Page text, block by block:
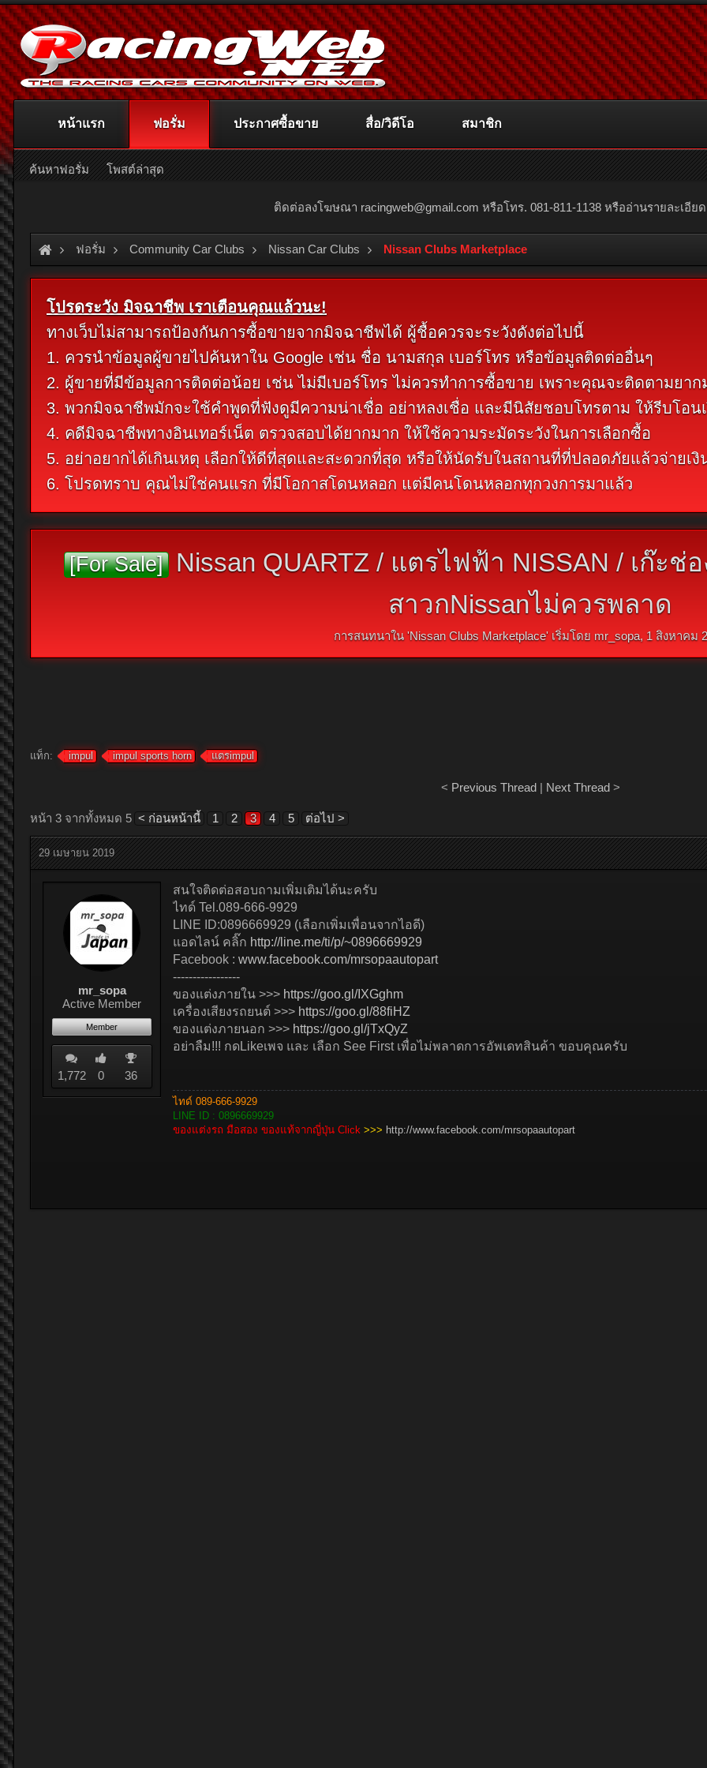
ติดต่อลงโฆษณา racingweb@gmail.com หรือโทร. 081-811-1138 หรืออ่านรายละเอีย
ฟอรั่ม Community Car Clubs Nissan Car Clubs Nissan Clubs Marketplace
โปรดระวัง มิจฉาชีพ เราเตือนคุณแล้วนะ!
ทางเว็บไม่สามารถป้องกันการซื้อขายจากมิจฉาชีพได้ ผู้ชื้อควรจะระวังดังต่อไปนี้
1. ควรนำข้อมูลผู้ขายไปค้นหาใน Google เช่น ชื่อ นามสกุล เบอร์โทร หรือข้อมูลติดต่ออื่นๆ
2. ผู้ขายที่มีข้อมูลการติดต่อน้อย เช่น ไม่มีเบอร์โทร ไม่ควรทำการซื้อขาย เพราะคุณจะติดตามยาก
3. พวกมิจฉาชีพมักจะใช้คำพูดที่ฟังดูมีความน่าเชื่อ อย่าหลงเชื่อ และมีนิสัยชอบโทรตาม ให้รีบโอน
4. คดีมิจฉาชีพทางอินเทอร์เน็ต ตรวจสอบได้ยากมาก ให้ใช้ความระมัดระวังในการเลือกซื้อ
5. อย่าอยากได้เกินเหตุ เลือกให้ดีที่สุดและสะดวกที่สุด หรือให้นัดรับในสถานที่ที่ปลอดภัยแล้วจ่ายเงิ
6. โปรดทราบ คุณไม่ใช่คนแรก ที่มีโอกาสโดนหลอก แต่มีคนโดนหลอกทุกวงการมาแล้ว
[For Sale] Nissan QUARTZ / แตรไฟฟ้า NISSAN / เก๊ะช่
สาวกNissanไม่ควรพลาด
การสนทนาใน 'Nissan Clubs Marketplace' เริ่มโดย mr_sopa, 1 สิงหาคม
แท็ก: impul impul sports horn แตรimpul
< Previous Thread| Next Thread>
หน้า 3 จากทั้งหมด 5 < ก่อนหน้านี้ 1 2 3 4 5 ต่อไป >
29 เมษายน 2019
mr_sopa
Active Member
Member
1,772 0 36
สนใจติดต่อสอบถามเพิ่มเติมได้นะครับ
ไทด์ Tel.089-666-9929
LINE ID:0896669929 (เลือกเพิ่มเพื่อนจากไอดี)
แอดไลน์ คลิ๊ก http://line.me/ti/p/~0896669929
Facebook : www.facebook.com/mrsopaautopart
-----------------
ของแต่งภายใน >>> https://goo.gl/IXGghm
เครื่องเสียงรถยนต์ >>> https://goo.gl/88fiHZ
ของแต่งภายนอก >>> https://goo.gl/jTxQyZ
อย่าลืม!!! กดLikeเพจ และ เลือก See First เพื่อไม่พลาดการอัพเดทสินค้า ขอบคุณครับ
ไทด์ 089-666-9929
LINE ID : 0896669929
ของแต่งรถ มือสอง ของแท้จากญี่ปุ่น Click >>> http://www.facebook.com/mrsopaautopart
หน้าแรก ฟอรั่ม
ค้นหาฟอรั่ม โพสต์ล่าสุด
ประกาศซื้อขาย สื่อ/วิดีโอ สมาชิก